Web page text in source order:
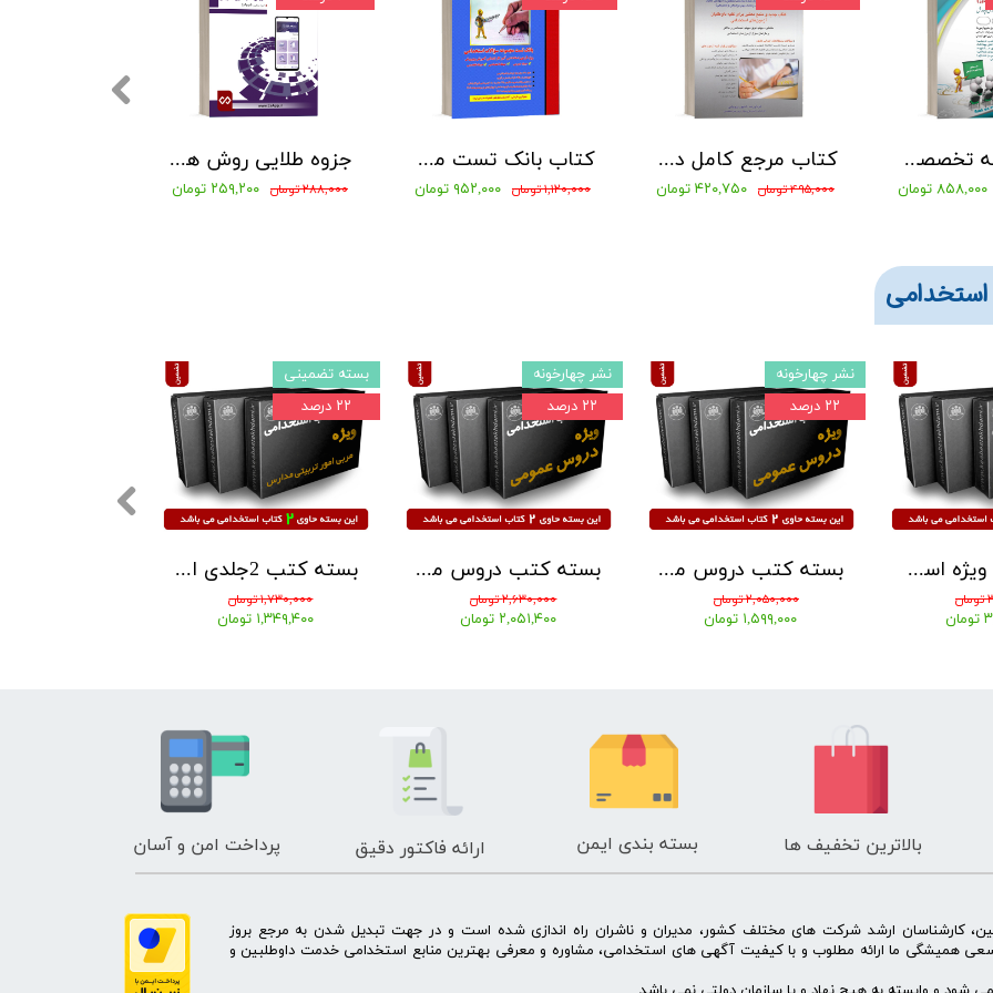
جزوه طلایی روش ها و فنون تدریس بهمراه نمونه سوالات با پاسخنامه تشریحی
۲۸۸,۰۰۰ تومان ۲۵۹,۲۰۰ تومان
کتاب بانک تست مجموعه سوالات طبقه بندی شده آموزگار ابتدایی 1404 مدرسان شریف
۱,۱۲۰,۰۰۰ تومان ۹۵۲,۰۰۰ تومان
کتاب مرجع کامل دروس عمومی آزمونهای استخدامی شاپور درویشی
۴۹۵,۰۰۰ تومان ۴۲۰,۷۵۰ تومان
کتاب حیطه تخصصی آزمون مشاغل کیفیت بخشی آموزش و پروش مربی امور تربیتی1404 نشر آراه
۸۵۸,۰۰۰ تومان
بسته کتب 2جلدی استخدامی مشاغل کیفیت بخشی آموزش و پروش مربی امور تربیتی1405 نشر آراه
۱,۷۳۰,۰۰۰ تومان
۱,۳۴۹,۴۰۰ تومان
بسته تضمینی
۲۲ درصد
بسته کتب دروس مشترک (عمومی - اختصاصی) آزمون استخدامی آموزش و پرورش 1405 نشر آرسا
۲,۶۳۰,۰۰۰ تومان
۲,۰۵۱,۴۰۰ تومان
نشر چهارخونه
۲۲ درصد
بسته کتب دروس مشترک عمومی اختصاصی آزمون استخدامی آموزش و پرورش 1405 نشر چهارخونه
۲,۰۵۰,۰۰۰ تومان
۱,۵۹۹,۰۰۰ تومان
نشر چهارخونه
۲۲ درصد
بسته کتب ویژه استخدامی آموزگار ابتدایی 1405 ( دروس حیطه عمومی ، اختصاصی و تخصصی ) نشر آرسا
بالاترین تخفیف ها بسته بندی ایمن ارائه فاکتور دقیق پرداخت امن و آسان
کارشناسان ارشد شرکت های مختلف کشور، مدیران و ناشران راه اندازی شده است و در جهت تبدیل شدن به مرجع بروز
همیشگی ما ارائه مطلوب و با کیفیت آگهی های استخدامی، مشاوره و معرفی بهترین منابع استخدامی خدمت داوطلبین و